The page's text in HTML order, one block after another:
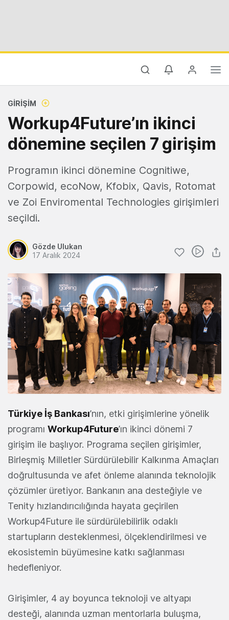
GIRIŞIM
Workup4Future’ın ikinci
dönemine seçilen 7 girişim
Programın ikinci dönemine Cognitiwe,
Corpowid, ecoNow, Kfobix, Qavis, Rotomat
ve Zoi Enviromental Technologies girişimleri
seçildi.
Gözde Ulukan
17 Aralık 2024
Türkiye İş Bankası’nın, etki girişimlerine yönelik
programı Workup4Future’ın ikinci dönemi 7
girişim ile başlıyor. Programa seçilen girişimler,
Birleşmiş Milletler Sürdürülebilir Kalkınma Amaçları
doğrultusunda ve afet önleme alanında teknolojik
çözümler üretiyor. Bankanın ana desteğiyle ve
Tenity hızlandırıcılığında hayata geçirilen
Workup4Future ile sürdürülebilirlik odaklı
startupların desteklenmesi, ölçeklendirilmesi ve
ekosistemin büyümesine katkı sağlanması
hedefleniyor.
Girişimler, 4 ay boyunca teknoloji ve altyapı
desteği, alanında uzman mentorlarla buluşma,